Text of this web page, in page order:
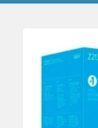
directamente
información
del producto